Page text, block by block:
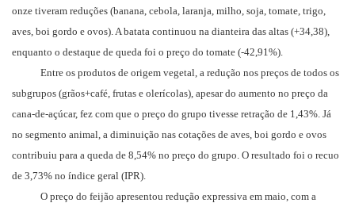
onze tiveram reduções (banana, cebola, laranja, milho, soja, tomate, trigo,
aves, boi gordo e ovos). A batata continuou na dianteira das altas (+34,38),
enquanto o destaque de queda foi o preço do tomate (-42,91%).
Entre os produtos de origem vegetal, a redução nos preços de todos os
subgrupos (grãos+café, frutas e olerícolas), apesar do aumento no preço da
cana-de-açúcar, fez com que o preço do grupo tivesse retração de 1,43%. Já
no segmento animal, a diminuição nas cotações de aves, boi gordo e ovos
contribuiu para a queda de 8,54% no preço do grupo. O resultado foi o recuo
de 3,73% no índice geral (IPR).
O preço do feijão apresentou redução expressiva em maio, com a